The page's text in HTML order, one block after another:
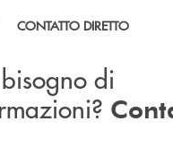
di informazioni?
CONTATTO DIRETTO
di